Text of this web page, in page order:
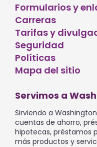
Formularios y
Carreras
Tarifas y
Seguridad
Políticas
Mapa del sitio
Servimos a
Sirviendo a
cuentas de ahorro,
hipotecas, préstamos
más productos y